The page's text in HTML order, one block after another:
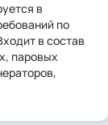
в
по
в состав
паровых